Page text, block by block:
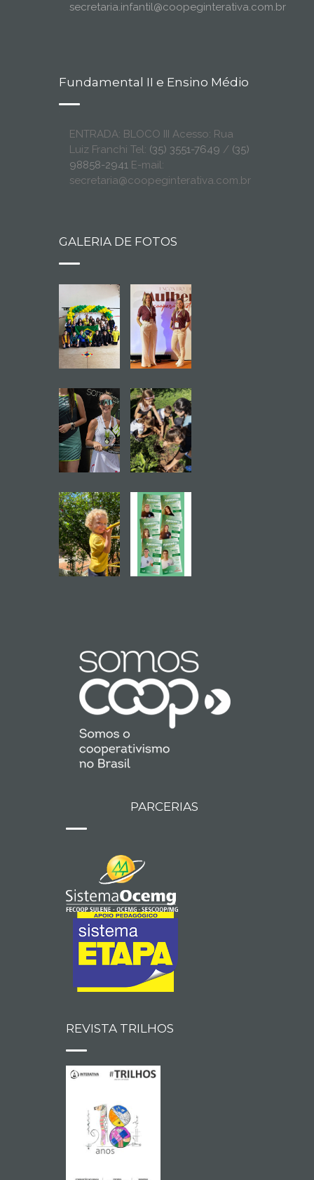
secretaria.infantil@coopeginterativa.com.br
Fundamental II e Ensino Médio
ENTRADA: BLOCO III Acesso: Rua
Luiz Franchi Tel: (35) 3551-7649 / (35)
98858-2941 E-mail:
secretaria@coopeginterativa.com.br
GALERIA DE FOTOS
PARCERIAS
REVISTA TRILHOS